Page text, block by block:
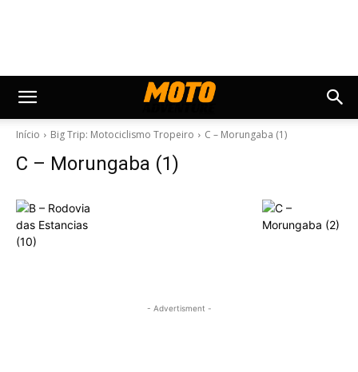
Início Big Trip: Motociclismo Tropeiro C – Morungaba (1)
C – Morungaba (1)
- Advertisment -